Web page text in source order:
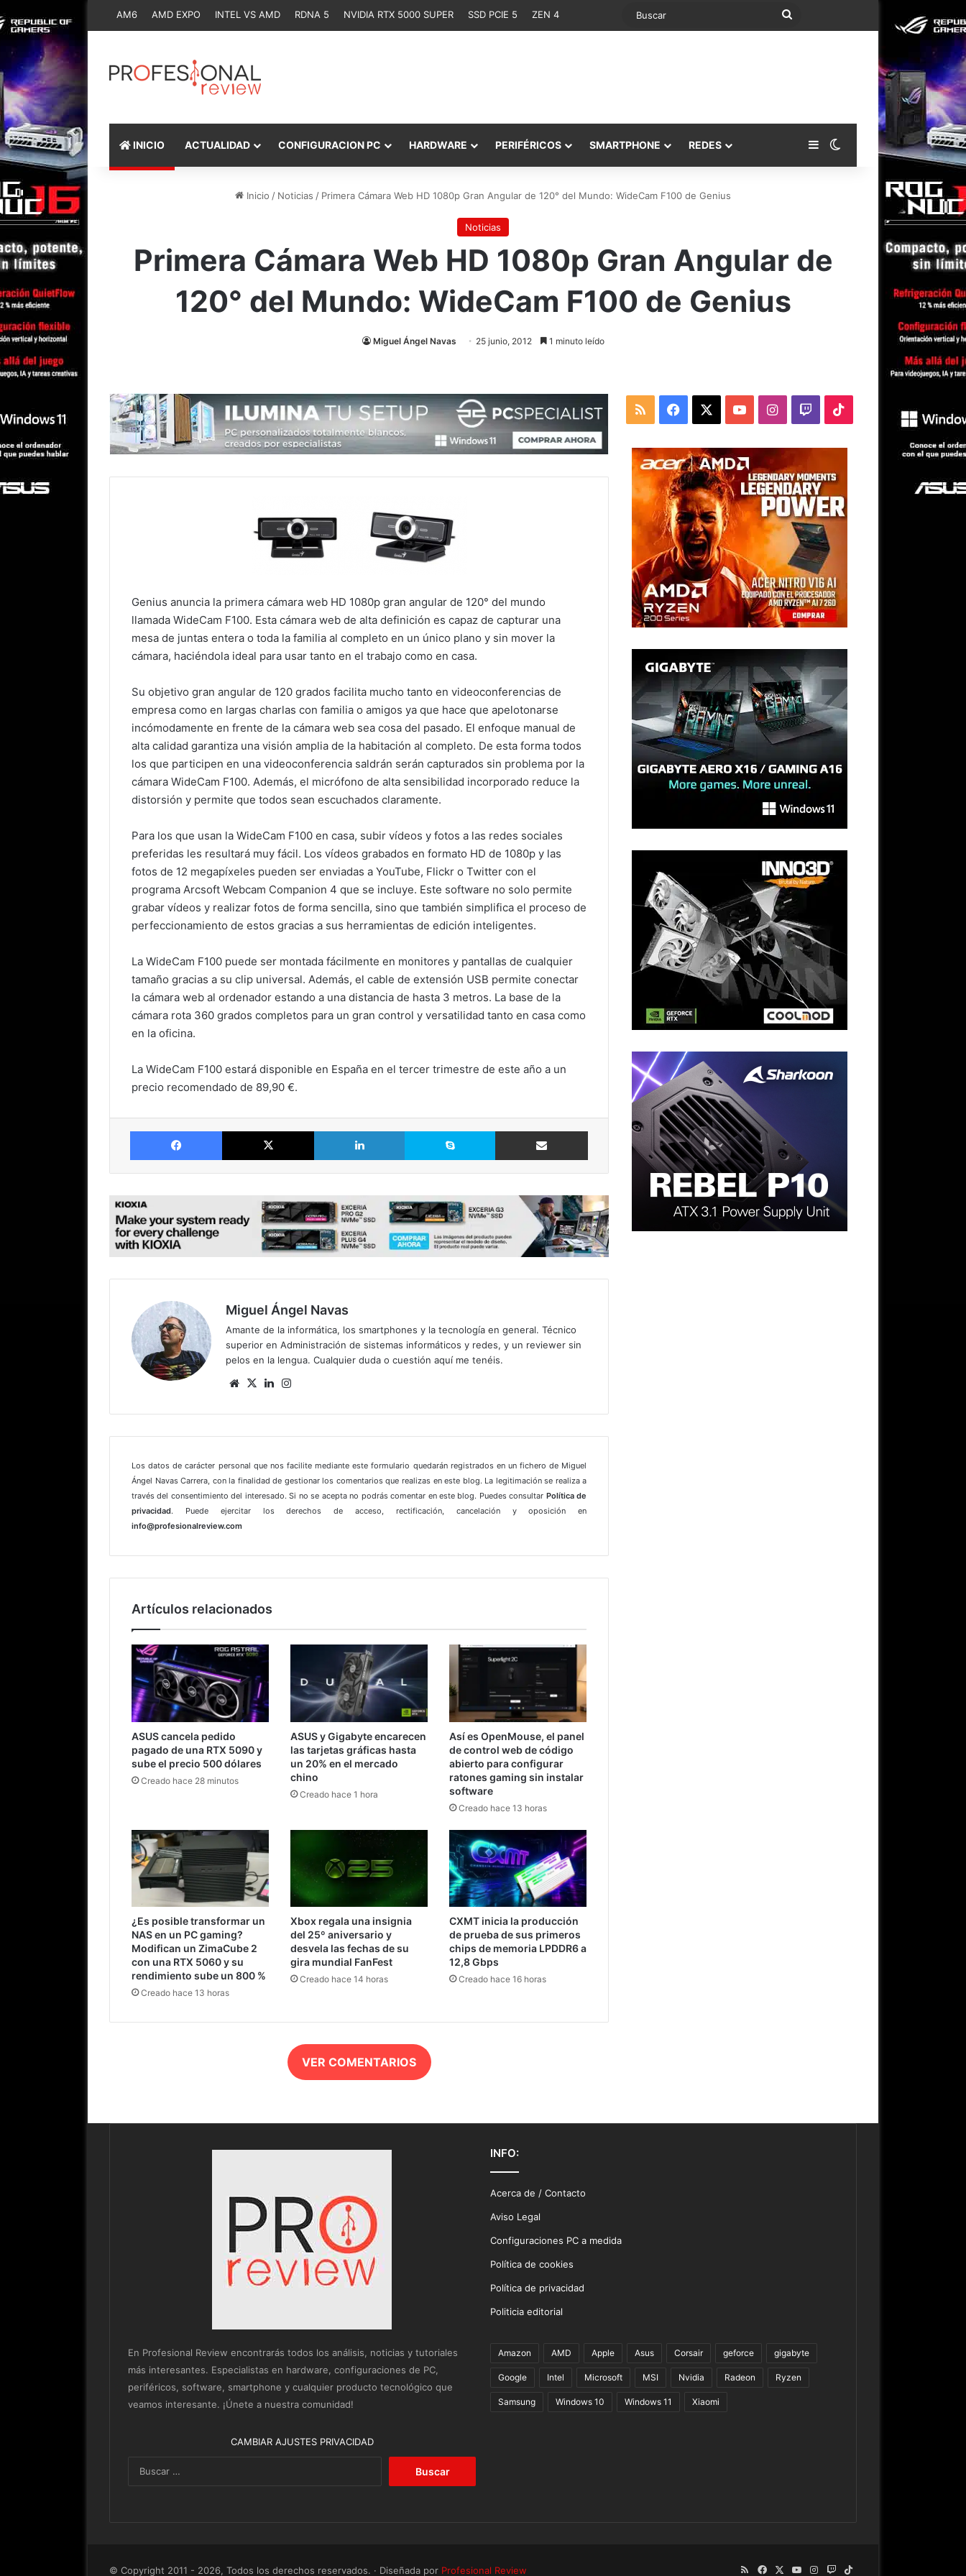
AM6 AMD EXPO INTEL VS AMD RDNA 5 NVIDIA RTX 5000 SUPER SSD PCIE 5 ZEN 4 Buscar
INICIO ACTUALIDAD CONFIGURACION PC HARDWARE PERIFÉRICOS SMARTPHONE REDES Barra lateral
Switch skin
Inicio / Noticias / Primera Cámara Web HD 1080p Gran Angular de 120° del Mundo: WideCam F100 de Genius
Noticias
Primera Cámara Web HD 1080p Gran Angular de
120° del Mundo: WideCam F100 de Genius
Miguel Ángel Navas 25 junio, 2012 1 minuto leído
Genius anuncia la primera cámara web HD 1080p gran angular de 120° del mundo
llamada WideCam F100. Esta cámara web de alta definición es capaz de capturar una
mesa de juntas entera o toda la familia al completo en un único plano y sin mover la
cámara, haciéndola ideal para usar tanto en el trabajo como en casa.
Su objetivo gran angular de 120 grados facilita mucho tanto en videoconferencias de
empresa como en largas charlas con familia o amigos ya que hace que apelotonarse
incómodamente en frente de la cámara web sea cosa del pasado. El enfoque manual de
alta calidad garantiza una visión amplia de la habitación al completo. De esta forma todos
los que participen en una videoconferencia saldrán serán capturados sin problema por la
cámara WideCam F100. Además, el micrófono de alta sensibilidad incorporado reduce la
distorsión y permite que todos sean escuchados claramente.
Para los que usan la WideCam F100 en casa, subir vídeos y fotos a las redes sociales
preferidas les resultará muy fácil. Los vídeos grabados en formato HD de 1080p y las
fotos de 12 megapíxeles pueden ser enviadas a YouTube, Flickr o Twitter con el
programa Arcsoft Webcam Companion 4 que se incluye. Este software no solo permite
grabar vídeos y realizar fotos de forma sencilla, sino que también simplifica el proceso de
perfeccionamiento de estos gracias a sus herramientas de edición inteligentes.
La WideCam F100 puede ser montada fácilmente en monitores y pantallas de cualquier
tamaño gracias a su clip universal. Además, el cable de extensión USB permite conectar
la cámara web al ordenador estando a una distancia de hasta 3 metros. La base de la
cámara rota 360 grados completos para un gran control y versatilidad tanto en casa como
en la oficina.
La WideCam F100 estará disponible en España en el tercer trimestre de este año a un
precio recomendado de 89,90 €.
Facebook X LinkedIn Skype Comparte vía Email
Miguel Ángel Navas
Amante de la informática, los smartphones y la tecnología en general. Técnico
superior en Administración de sistemas informáticos y redes, y un reviewer sin
pelos en la lengua. Cualquier duda o cuestión aquí me tenéis.
SitioX LinkedIn
Los datos de carácter personal que nos facilite mediante este formulario quedarán registrados en un fichero de Miguel
Ángel Navas Carrera, con la finalidad de gestionar los comentarios que realizas en este blog. La legitimación se realiza a
través del consentimiento del interesado. Si no se acepta no podrás comentar en este blog. Puedes consultar Política de
privacidad. Puede ejercitar los derechos de acceso, rectificación, cancelación y oposición en
info@profesionalreview.com
Artículos relacionados
ASUS cancela pedido
pagado de una RTX 5090 y
sube el precio 500 dólares
Creado hace 28 minutos
ASUS y Gigabyte encarecen
las tarjetas gráficas hasta
un 20% en el mercado
chino
Creado hace 1 hora
Así es OpenMouse, el panel
de control web de código
abierto para configurar
ratones gaming sin instalar
software
Creado hace 13 horas
¿Es posible transformar un
NAS en un PC gaming?
Modifican un ZimaCube 2
con una RTX 5060 y su
rendimiento sube un 800 %
Creado hace 13 horas
Xbox regala una insignia
del 25º aniversario y
desvela las fechas de su
gira mundial FanFest
Creado hace 14 horas
CXMT inicia la producción
de prueba de sus primeros
chips de memoria LPDDR6 a
12,8 Gbps
Creado hace 16 horas
VER COMENTARIOS
RSS Facebook YouTubeInstagram
TwitchTikTok
En Profesional Review encontrarás todos los análisis, noticias y tutoriales
más interesantes. Especialistas en hardware, configuraciones de PC,
periféricos, software, smartphone y cualquier producto tecnológico que
veamos interesante. ¡Únete a nuestra comunidad!
CAMBIAR AJUSTES PRIVACIDAD
INFO:
Acerca de / Contacto
Aviso Legal
Configuraciones PC a medida
Política de cookies
Política de privacidad
Politicia editorial
Amazon AMD Apple Asus Corsair geforce gigabyte
Google Intel Microsoft MSI Nvidia Radeon Ryzen
Samsung Windows 10 Windows 11 Xiaomi
© Copyright 2011 - 2026, Todos los derechos reservados. · Diseñada por Profesional Review RSSFacebook
X YouTubeInstagram
TwitchTikTok